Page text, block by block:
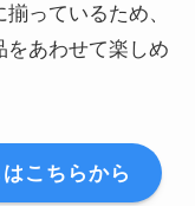
っているため、
をあわせて楽しめ
こちらから